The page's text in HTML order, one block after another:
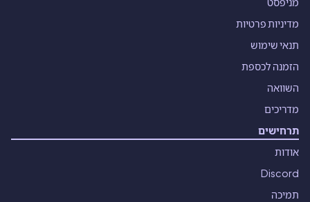
מדיניות פרטיות
תנאי שימוש
הזמנה לכספת
השוואה
מדריכים
תרחישים
אודות
Discord
תמיכה